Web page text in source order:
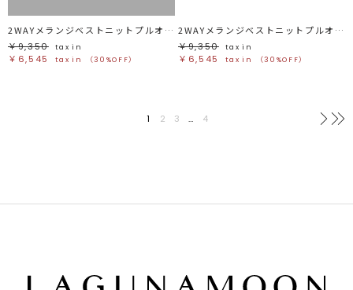
2WAYメランジベストニットプルオーバー
￥9,350
tax in
￥6,545 tax in （30%OFF）
2WAYメランジベストニットプルオーバー
￥9,350
tax in
￥6,545 tax in （30%OFF）
1 2 3 … 4 次へ